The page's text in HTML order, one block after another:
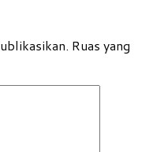
Ruas yang